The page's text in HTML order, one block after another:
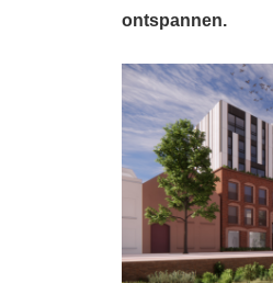
ontspannen.